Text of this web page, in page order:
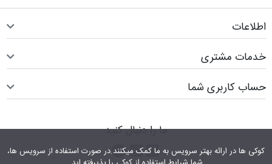
کوکی ها در ارائه بهتر سرویس‎ به ما کمک می‎کنند.در صورت استفاده از سرویس ها،
اطلاعات
خدمات مشتری
حساب کاربری شما
ما را دنبال کنید
اینستاگرام
پیام رسان واتس اپ
کانال تلگرام